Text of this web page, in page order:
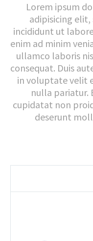
Lorem ipsum
adipisicing
incididunt ut
enim ad minim
ullamco laboris
consequat. Duis
in voluptate velit
nulla pariatur.
cupidatat non
deserunt